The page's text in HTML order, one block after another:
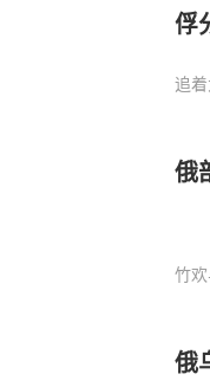
俘
追
俄
竹
俄